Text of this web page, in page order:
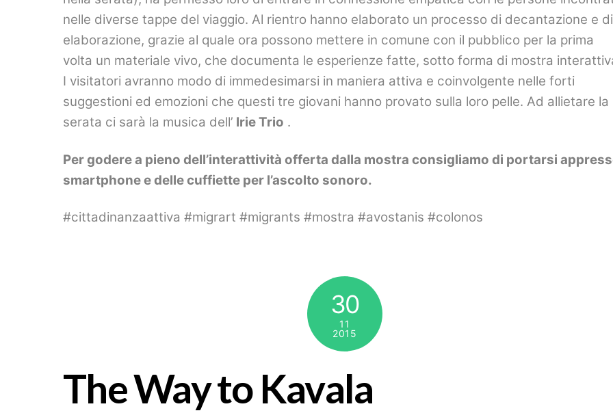
nelle diverse tappe del viaggio. Al rientro hanno elaborato un processo di decantazione e di
elaborazione, grazie al quale ora possono mettere in comune con il pubblico per la prima
volta un materiale vivo, che documenta le esperienze fatte, sotto forma di mostra
I visitatori avranno modo di immedesimarsi in maniera attiva e coinvolgente nelle forti
suggestioni ed emozioni che questi tre giovani hanno provato sulla loro pelle. Ad allietare la
serata ci sarà la musica dell’ Irie Trio .
Per godere a pieno dell’interattività offerta dalla mostra consigliamo di portarsi
smartphone e delle cuffiette per l’ascolto sonoro.
#cittadinanzaattiva #migrart #migrants #mostra #avostanis #colonos
30
11
2015
The Way to Kavala